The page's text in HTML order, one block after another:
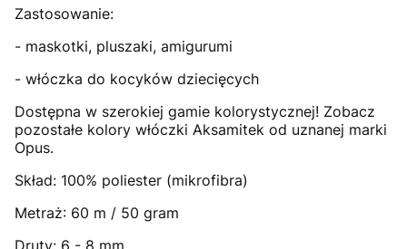
Zastosowanie:
- maskotki, pluszaki, amigurumi
- włóczka do kocyków dziecięcych
Dostępna w szerokiej gamie kolorystycznej! Zobacz
pozostałe kolory włóczki Aksamitek od uznanej marki
Opus.
Skład: 100% poliester (mikrofibra)
Metraż: 60 m / 50 gram
Druty: 6 - 8 mm